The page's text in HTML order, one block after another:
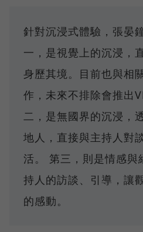
針對沉浸式體驗，張晏
一，是視覺上的沉浸，
身歷其境。目前也與相
作，未來不排除會推出
二，是無國界的沉浸，
地人，直接與主持人對
活。 第三，則是情感與
持人的訪談、引導，讓
的感動。